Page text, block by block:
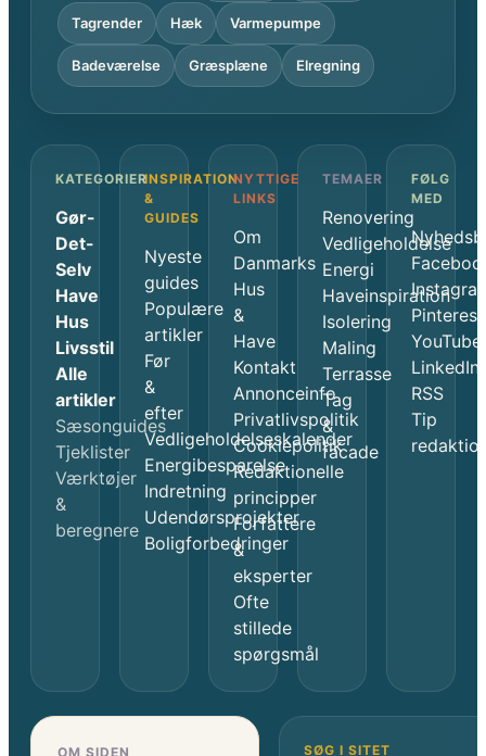
Tagrender Hæk Varmepumpe
Badeværelse Græsplæne Elregning
KATEGORIER
Gør-
Det-
Selv
Have
Hus
Livsstil
Alle
artikler
Sæsonguides
Tjeklister
Værktøjer
&
beregnere
INSPIRATION
&
GUIDES
Nyeste
guides
Populære
artikler
Før
&
efter
Vedligeholdelseskalender
Energibesparelse
Indretning
Udendørsprojekter
Boligforbedringer
NYTTIGE
LINKS
Om
Danmarks
Hus
&
Have
Kontakt
Annonceinfo
Privatlivspolitik
Cookiepolitik
Redaktionelle
principper
Forfattere
&
eksperter
Ofte
stillede
spørgsmål
TEMAER
Renovering
Vedligeholdelse
Energi
Haveinspiration
Isolering
Maling
Terrasse
Tag
&
facade
FØLG
MED
Pinterest
YouTube
LinkedIn
RSS
Tip
OM SIDEN SØG I SITET